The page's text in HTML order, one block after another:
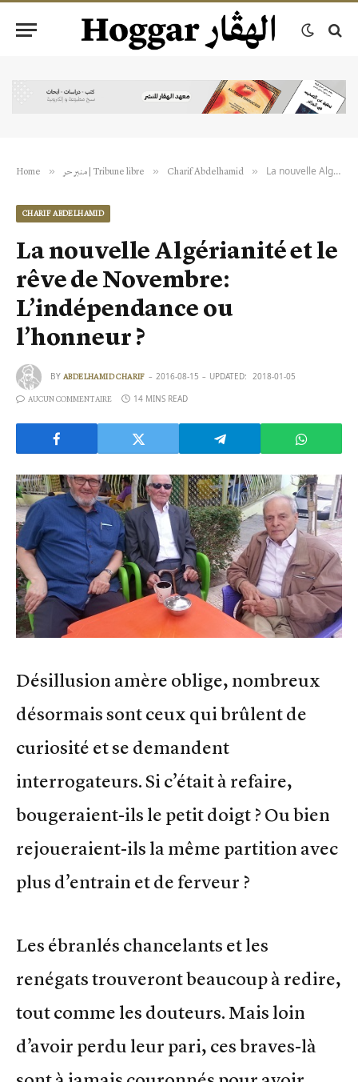
Home » منبر حر | Tribune libre » Charif Abdelhamid » La nouvelle Algérianité et le rêve de Novembre: L’indépendance ou l’honneur ?
CHARIF ABDELHAMID
La nouvelle Algérianité et le
rêve de Novembre:
L’indépendance ou
l’honneur ?
BY ABDELHAMID CHARIF 2016-08-15 UPDATED: 2018-01-05
AUCUN COMMENTAIRE 14 MINS READ
Désillusion amère oblige, nombreux
désormais sont ceux qui brûlent de
curiosité et se demandent
interrogateurs. Si c’était à refaire,
bougeraient-ils le petit doigt ? Ou bien
rejoueraient-ils la même partition avec
plus d’entrain et de ferveur ?
Les ébranlés chancelants et les
renégats trouveront beaucoup à redire,
tout comme les douteurs. Mais loin
d’avoir perdu leur pari, ces braves-là